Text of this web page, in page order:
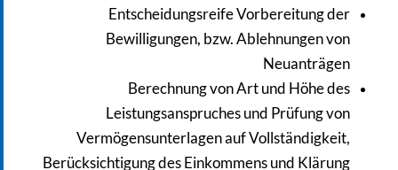
Entscheidungsreife Vorbereitung der
Bewilligungen, bzw. Ablehnungen von
Neuanträgen
Berechnung von Art und Höhe des
Leistungsanspruches und Prüfung von
Vermögensunterlagen auf Vollständigkeit,
Berücksichtigung des Einkommens und Klärung